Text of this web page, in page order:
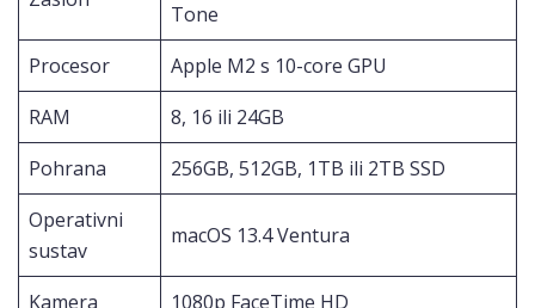
Tone
Procesor
Apple M2 s 10-core GPU
RAM
8, 16 ili 24GB
Pohrana
256GB, 512GB, 1TB ili 2TB SSD
Operativni
sustav
macOS 13.4 Ventura
Kamera 1080p FaceTime HD